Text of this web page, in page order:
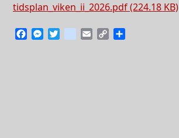
tidsplan_viken_ii_2026.pdf (224.18 KB)
FacebookMessenger
Twitterinstagram
EmailCopy